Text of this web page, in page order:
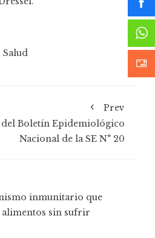
Salud
Prev
Boletín Epidemiológico
Nacional de la SE N° 20
inmunitario que
sin sufrir